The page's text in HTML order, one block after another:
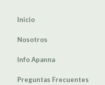
Inicio
Nosotros
Info Apanna
Preguntas Frecuentes